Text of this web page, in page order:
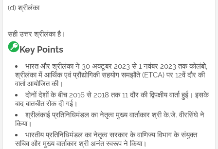
(d) श्रीलंका
सही उत्तर श्रीलंका है।
Key Points
भारत और श्रीलंका ने 30 अक्टूबर 2023 से 1 नवंबर 2023 तक कोलंबो,
श्रीलंका में आर्थिक एवं प्रौद्योगिकी सहयोग समझौते (ETCA) पर 12वें दौर की
वार्ता आयोजित की।
दोनों देशों के बीच 2016 से 2018 तक 11 दौर की द्विपक्षीय वार्ता हुई। इसके
बाद बातचीत रोक दी गई।
श्रीलंकाई प्रतिनिधिमंडल का नेतृत्व मुख्य वार्ताकार श्री के.जे. वीरसिंघे ने
किया।
भारतीय प्रतिनिधिमंडल का नेतृत्व सरकार के वाणिज्य विभाग के संयुक्त
सचिव और मुख्य वार्ताकार श्री अनंत स्वरूप ने किया।